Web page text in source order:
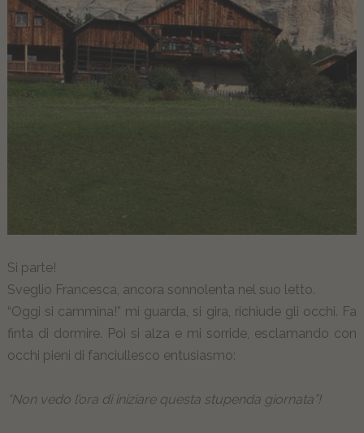
Si parte!
Sveglio Francesca, ancora sonnolenta nel suo letto.
“Oggi si cammina!” mi guarda, si gira, richiude gli occhi. Fa
finta di dormire. Poi si alza e mi sorride, esclamando con
occhi pieni di fanciullesco entusiasmo:
“Non vedo l’ora di iniziare questa stupenda giornata”!